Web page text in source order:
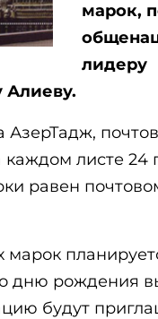
марок,
лидеру
Алиеву.
АзерТадж,
листе 24
равен
дню рождения
будут